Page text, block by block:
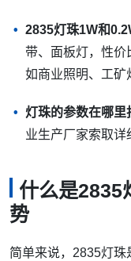
2835灯珠1W和
带、面板灯，性价
如商业照明、工矿
灯珠的参数在哪里
业生产厂家索取详
什么是2835
势
简单来说，2835灯